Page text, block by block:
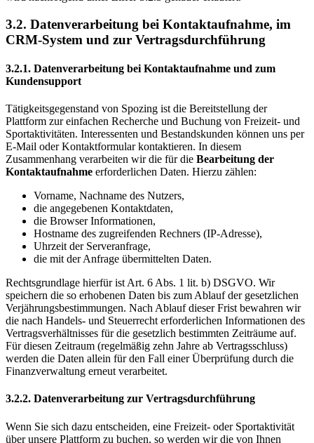
3.2. Datenverarbeitung bei Kontaktaufnahme, im
CRM-System und zur Vertragsdurchführung
3.2.1. Datenverarbeitung bei Kontaktaufnahme und zum
Kundensupport
Tätigkeitsgegenstand von Spozing ist die Bereitstellung der
Plattform zur einfachen Recherche und Buchung von Freizeit- und
Sportaktivitäten. Interessenten und Bestandskunden können uns per
E-Mail oder Kontaktformular kontaktieren. In diesem
Zusammenhang verarbeiten wir die für die Bearbeitung der
Kontaktaufnahme erforderlichen Daten. Hierzu zählen:
Vorname, Nachname des Nutzers,
die angegebenen Kontaktdaten,
die Browser Informationen,
Hostname des zugreifenden Rechners (IP-Adresse),
Uhrzeit der Serveranfrage,
die mit der Anfrage übermittelten Daten.
Rechtsgrundlage hierfür ist Art. 6 Abs. 1 lit. b) DSGVO. Wir
speichern die so erhobenen Daten bis zum Ablauf der gesetzlichen
Verjährungsbestimmungen. Nach Ablauf dieser Frist bewahren wir
die nach Handels- und Steuerrecht erforderlichen Informationen des
Vertragsverhältnisses für die gesetzlich bestimmten Zeiträume auf.
Für diesen Zeitraum (regelmäßig zehn Jahre ab Vertragsschluss)
werden die Daten allein für den Fall einer Überprüfung durch die
Finanzverwaltung erneut verarbeitet.
3.2.2. Datenverarbeitung zur Vertragsdurchführung
Wenn Sie sich dazu entscheiden, eine Freizeit- oder Sportaktivität
über unsere Plattform zu buchen, so werden wir die von Ihnen